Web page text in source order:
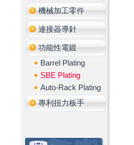
機械加工零件
連接器導針
功能性電鍍
Barrel Plating
SBE Plating
Auto-Rack Plating
專利扭力板手